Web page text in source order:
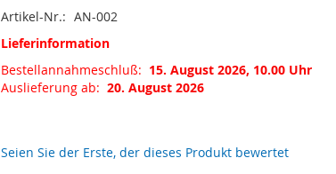
Artikel-Nr.
AN-002
Lieferinformation
Bestellannahmeschluß: 15. August 2026, 10.00 Uhr
Auslieferung ab: 20. August 2026
Seien Sie der Erste, der dieses Produkt bewertet